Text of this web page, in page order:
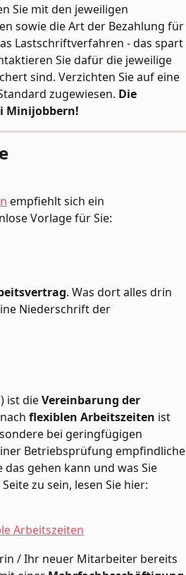
Sie mit den jeweiligen
sowie die Art der Bezahlung für
Lastschriftverfahren - das spart
Sie dafür die jeweilige
sind. Verzichten Sie auf eine
zugewiesen. Die
Minijobbern!
empfiehlt sich ein
Vorlage für Sie:
. Was dort alles drin
Niederschrift der
ist die Vereinbarung der
flexiblen Arbeitszeiten ist
bei geringfügigen
Betriebsprüfung empfindliche
gehen kann und was Sie
zu sein, lesen Sie hier:
Arbeitszeiten
/ Ihr neuer Mitarbeiter bereits